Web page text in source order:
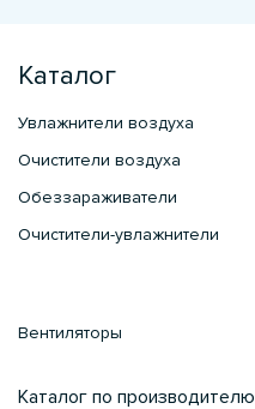
Каталог
Увлажнители воздуха
Очистители воздуха
Обеззараживатели
Очистители-увлажнители
Вентиляторы
Каталог по производителю